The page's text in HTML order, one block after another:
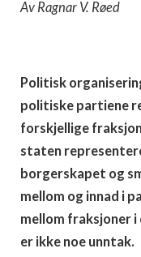
Av Ragnar V. Røed
Politisk
politiske partiene
forskjellige
staten
borgerskapet og
mellom og innad i
mellom fraksjoner
er ikke noe unntak.